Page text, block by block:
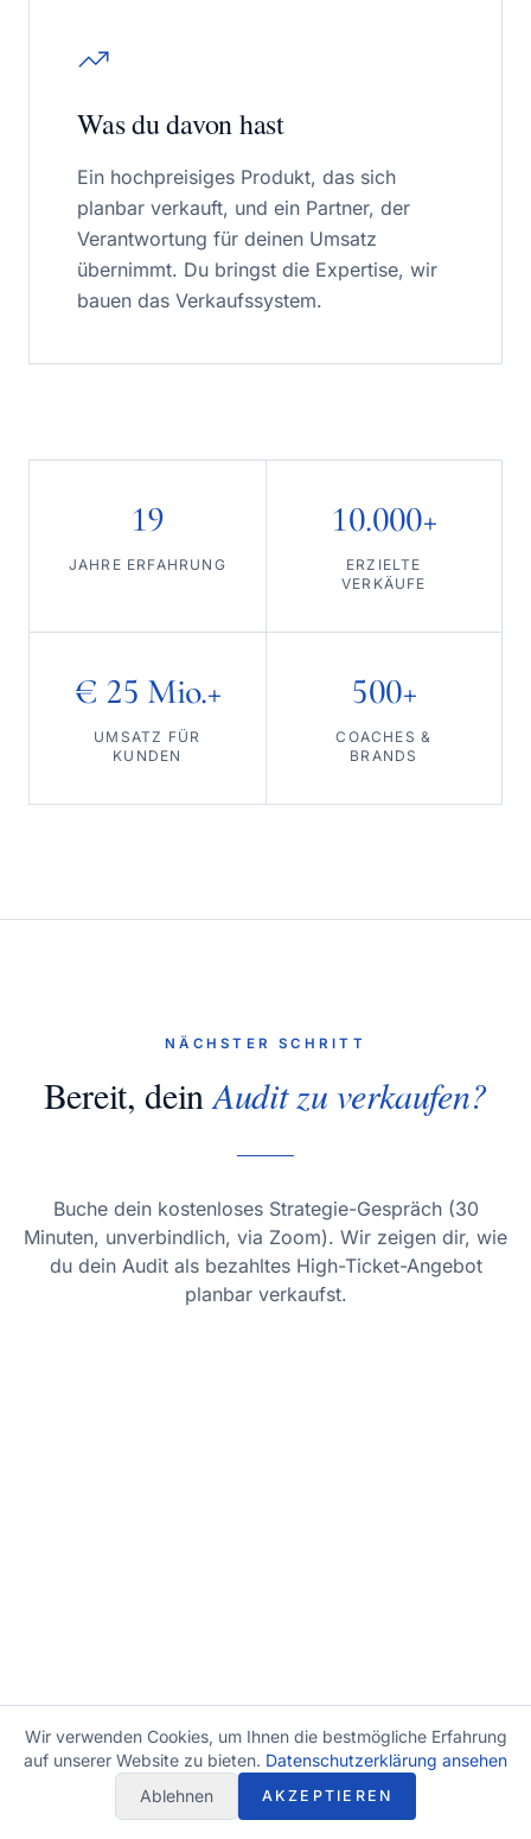
Was du davon hast
Ein hochpreisiges Produkt, das sich
planbar verkauft, und ein Partner, der
Verantwortung für deinen Umsatz
übernimmt. Du bringst die Expertise, wir
bauen das Verkaufssystem.
19
JAHRE ERFAHRUNG
10.000+
ERZIELTE
VERKÄUFE
€ 25 Mio.+
UMSATZ FÜR
KUNDEN
500+
COACHES &
BRANDS
NÄCHSTER SCHRITT
Bereit, deinAudit zu verkaufen?
Buche dein kostenloses Strategie-Gespräch (30
Minuten, unverbindlich, via Zoom). Wir zeigen dir, wie
du dein Audit als bezahltes High-Ticket-Angebot
planbar verkaufst.
Wir verwenden Cookies, um Ihnen die bestmögliche Erfahrung
auf unserer Website zu bieten. Datenschutzerklärung ansehen
Ablehnen
AKZEPTIEREN